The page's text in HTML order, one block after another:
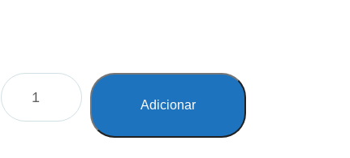
Adicionar